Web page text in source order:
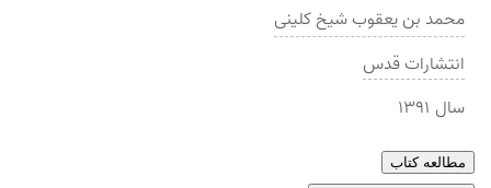
محمد بن یعقوب شیخ كلینی
انتشاراتقدس
سال ۱۳۹۱
مطالعه کتاب